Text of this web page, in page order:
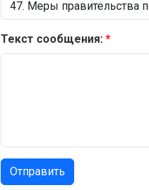
Текст сообщения: